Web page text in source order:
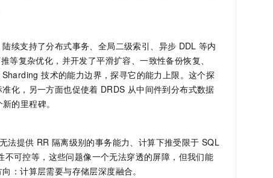
续支持了分布式事务、全局二级索引、异步 DDL 等内
等复杂优化，并开发了平滑扩容、一致性备份恢复、
技术的能力边界，探寻它的能力上限。这个探
化，另一方面也促使着 DRDS 从中间件到分布式数据
的里程碑。
法提供 RR 隔离级别的事务能力、计算下推受限于 SQL
可控等，这些问题像一个无法穿透的屏障，但我们能
：计算层需要与存储层深度融合。